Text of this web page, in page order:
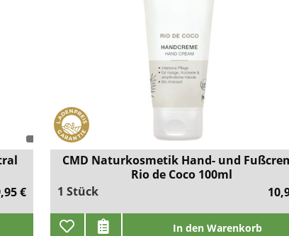
€
CMD Naturkosmetik Hand- und
Rio de Coco 100ml
1 Stück
In den Warenkorb